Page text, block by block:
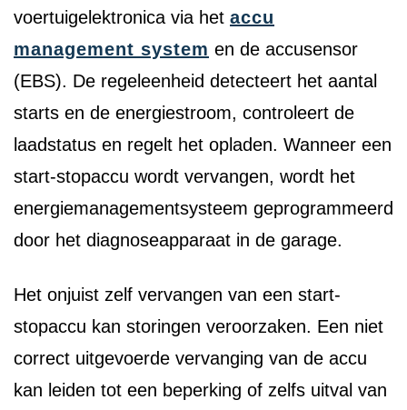
voertuigelektronica via het accu
management system en de accusensor
(EBS). De regeleenheid detecteert het aantal
starts en de energiestroom, controleert de
laadstatus en regelt het opladen. Wanneer een
start-stopaccu wordt vervangen, wordt het
energiemanagementsysteem geprogrammeerd
door het diagnoseapparaat in de garage.
Het onjuist zelf vervangen van een start-
stopaccu kan storingen veroorzaken. Een niet
correct uitgevoerde vervanging van de accu
kan leiden tot een beperking of zelfs uitval van